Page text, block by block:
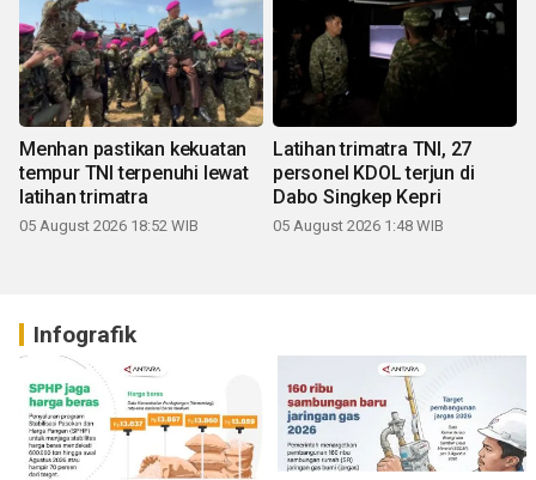
Menhan pastikan kekuatan
tempur TNI terpenuhi lewat
latihan trimatra
05 August 2026 18:52 WIB
Latihan trimatra TNI, 27
personel KDOL terjun di
Dabo Singkep Kepri
05 August 2026 1:48 WIB
Infografik